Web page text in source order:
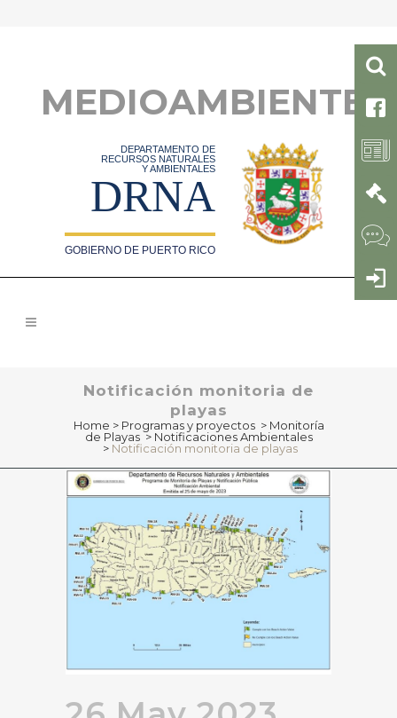
MEDIOAMBIENTE
DEPARTAMENTO DE
RECURSOS NATURALES
Y AMBIENTALES
DRNA
GOBIERNO DE PUERTO RICO
Notificación monitoria de
playas
Home > Programas y proyectos > Monitoría
de Playas > Notificaciones Ambientales
> Notificación monitoria de playas